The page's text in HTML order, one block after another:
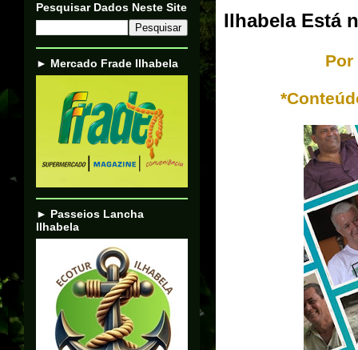
Ilhabela Está
Por
Pesquisar Dados Neste Site
► Mercado Frade Ilhabela
► Passeios Lancha
Ilhabela